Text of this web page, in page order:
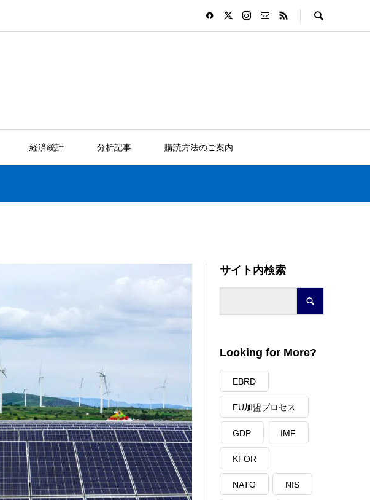
経済統計 分析記事 購読方法のご案内
サイト内検索
Looking for More?
EBRD
EU加盟プロセス
GDP IMF
KFOR
NATO NIS